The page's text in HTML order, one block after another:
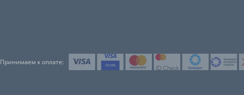
Принимаем к оплате: